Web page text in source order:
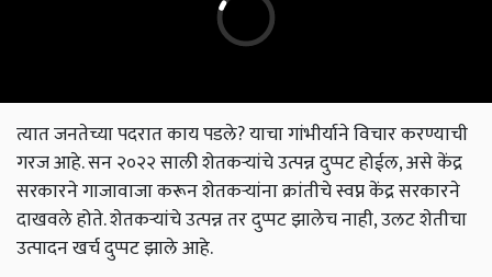
त्यात जनतेच्या पदरात काय पडले? याचा गांभीर्याने विचार करण्याची
गरज आहे. सन २०२२ साली शेतकऱ्यांचे उत्पन्न दुप्पट होईल, असे केंद्र
सरकारने गाजावाजा करून शेतकऱ्यांना क्रांतीचे स्वप्न केंद्र सरकारने
दाखवले होते. शेतकऱ्यांचे उत्पन्न तर दुप्पट झालेच नाही, उलट शेतीचा
उत्पादन खर्च दुप्पट झाले आहे.